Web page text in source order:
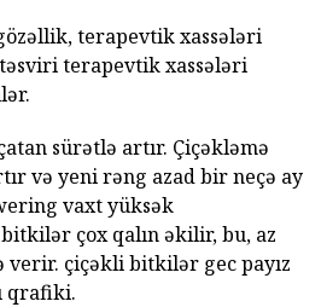
terapevtik xassələri
terapevtik xassələri
sürətlə artır. Çiçəkləmə
və yeni rəng azad bir neçə ay
vaxt yüksək
çox qalın əkilir, bu, az
verir. çiçəkli bitkilər gec payız
qrafiki.